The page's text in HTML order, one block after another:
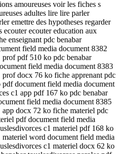
amoureuses voir les fiches s
adultes lire lire parler
emettre des hypotheses regarder
ecouter ecouter education aux
enseignant pdc benabar
field media document 8382
prof pdf 510 ko pdc benabar
field media document 8383
prof docx 76 ko fiche apprenant pdc
pdf document field media document
c1 app pdf 167 ko pdc benabar
field media document 8385
app docx 72 ko fiche materiel pdc
pdf document field media
c1 materiel pdf 168 ko
materiel word document field media
c1 materiel docx 62 ko